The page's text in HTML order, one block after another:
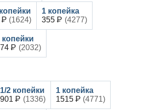
(1624) 355 (4277)
(2032)
901 (1336) 1515 (4771)